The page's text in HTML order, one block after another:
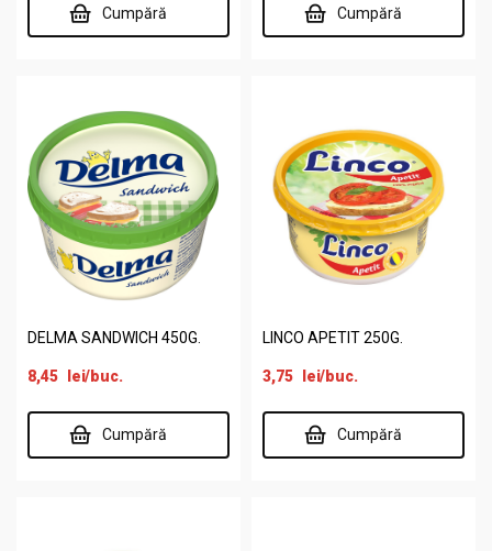
Cumpără Cumpără
DELMA SANDWICH 450G.
8,45 lei/buc.
Cumpără
LINCO APETIT 250G.
3,75 lei/buc.
Cumpără